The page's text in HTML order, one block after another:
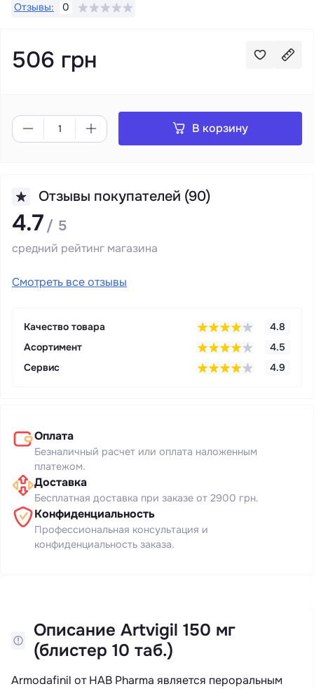
Отзывы: 0
506 грн
В корзину
Отзывы покупателей (90)
4.7 / 5
средний рейтинг магазина
Смотреть все отзывы
Качество товара
4.8
Асортимент
4.5
Сервис
4.9
Оплата
Безналичный расчет или оплата наложенным
платежом.
Доставка
Бесплатная доставка при заказе от 2900 грн.
Конфиденциальность
Профессиональная консультация и
конфиденциальность заказа.
Описание Artvigil 150 мг
(блистер 10 таб.)
Armodafinil от HAB Pharma является пероральным